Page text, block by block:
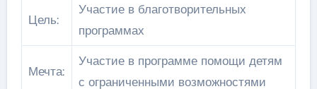
Цель:
Участие в благотворительных
программах
Мечта:
Участие в программе помощи детям
с ограниченными возможностями